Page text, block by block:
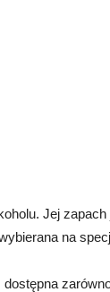
Jej
na
dostępna